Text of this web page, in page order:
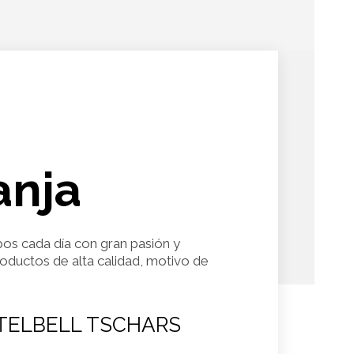
cada día con gran pasión y
de alta calidad, motivo de
TSCHARS